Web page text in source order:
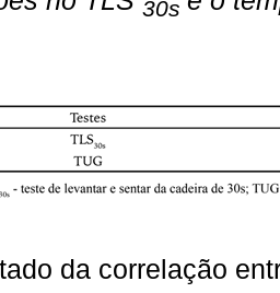
30s
da correlação